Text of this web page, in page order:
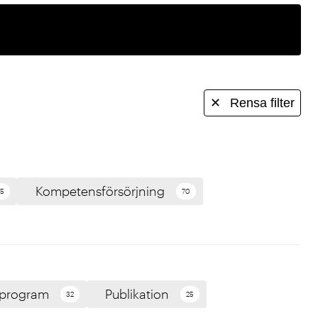
✕ Rensa filter
Kompetensförsörjning 70
32 Publikation 25